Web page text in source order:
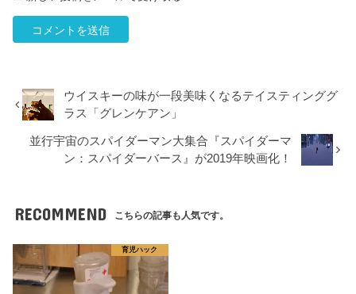
ウイスキーの味が一段美味くなるテイスティンググ
ラス「グレンケアン」
並行宇宙のスパイダーマン大集合『スパイダーマ
ン：スパイダーバース』が2019年映画化！
RECOMMEND こちらの記事も人気です。
育児ハック